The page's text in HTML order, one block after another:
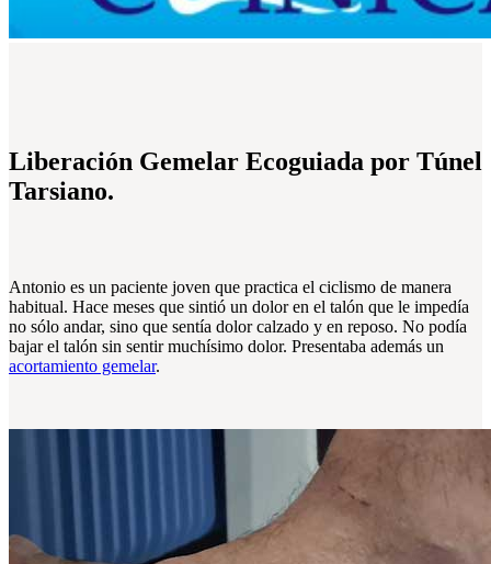
Liberación Gemelar Ecoguiada por Túnel
Tarsiano.
Antonio es un paciente joven que practica el ciclismo de manera
habitual. Hace meses que sintió un dolor en el talón que le impedía
no sólo andar, sino que sentía dolor calzado y en reposo. No podía
bajar el talón sin sentir muchísimo dolor. Presentaba además un
acortamiento gemelar.